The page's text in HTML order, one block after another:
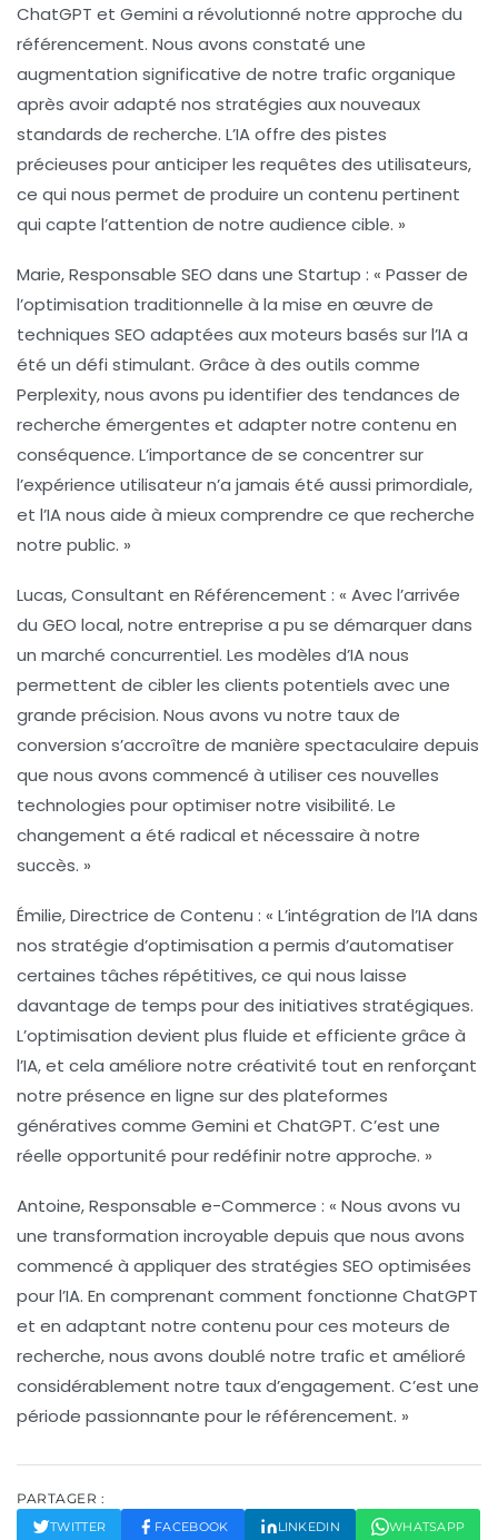
ChatGPT et Gemini a révolutionné notre approche du
référencement. Nous avons constaté une
augmentation significative de notre trafic organique
après avoir adapté nos stratégies aux nouveaux
standards de recherche. L’IA offre des pistes
précieuses pour anticiper les requêtes des utilisateurs,
ce qui nous permet de produire un contenu pertinent
qui capte l’attention de notre audience cible. »
Marie, Responsable SEO dans une Startup : « Passer de
l’optimisation traditionnelle à la mise en œuvre de
techniques SEO adaptées aux moteurs basés sur l’IA a
été un défi stimulant. Grâce à des outils comme
Perplexity, nous avons pu identifier des tendances de
recherche émergentes et adapter notre contenu en
conséquence. L’importance de se concentrer sur
l’expérience utilisateur n’a jamais été aussi primordiale,
et l’IA nous aide à mieux comprendre ce que recherche
notre public. »
Lucas, Consultant en Référencement : « Avec l’arrivée
du GEO local, notre entreprise a pu se démarquer dans
un marché concurrentiel. Les modèles d’IA nous
permettent de cibler les clients potentiels avec une
grande précision. Nous avons vu notre taux de
conversion s’accroître de manière spectaculaire depuis
que nous avons commencé à utiliser ces nouvelles
technologies pour optimiser notre visibilité. Le
changement a été radical et nécessaire à notre
succès. »
Émilie, Directrice de Contenu : « L’intégration de l’IA dans
nos stratégie d’optimisation a permis d’automatiser
certaines tâches répétitives, ce qui nous laisse
davantage de temps pour des initiatives stratégiques.
L’optimisation devient plus fluide et efficiente grâce à
l’IA, et cela améliore notre créativité tout en renforçant
notre présence en ligne sur des plateformes
génératives comme Gemini et ChatGPT. C’est une
réelle opportunité pour redéfinir notre approche. »
Antoine, Responsable e-Commerce : « Nous avons vu
une transformation incroyable depuis que nous avons
commencé à appliquer des stratégies SEO optimisées
pour l’IA. En comprenant comment fonctionne ChatGPT
et en adaptant notre contenu pour ces moteurs de
recherche, nous avons doublé notre trafic et amélioré
considérablement notre taux d’engagement. C’est une
période passionnante pour le référencement. »
PARTAGER :
TWITTER FACEBOOK LINKEDIN WHATSAPP